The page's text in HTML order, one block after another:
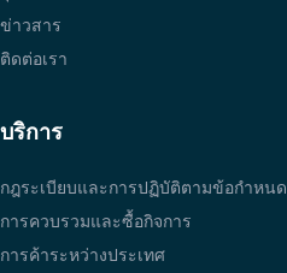
ข่าวสาร
ติดต่อเรา
บริการ
กฎระเบียบและการปฏิบัติตามข้อกำหนด
การควบรวมและซื้อกิจการ
การค้าระหว่างประเทศ